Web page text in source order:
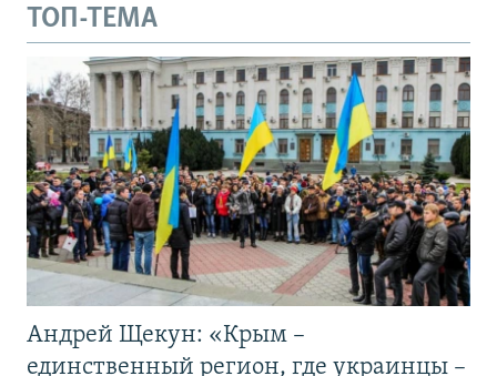
ТОП-ТЕМА
Андрей Щекун: «Крым –
единственный регион, где украинцы –